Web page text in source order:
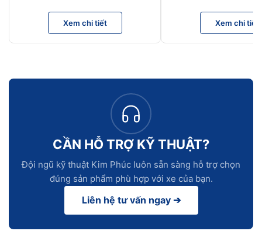
Xem chi tiết Xem chi tiết
CẦN HỖ TRỢ KỸ THUẬT?
Đội ngũ kỹ thuật Kim Phúc luôn sẵn sàng hỗ trợ chọn
đúng sản phẩm phù hợp với xe của bạn.
Liên hệ tư vấn ngay ➔